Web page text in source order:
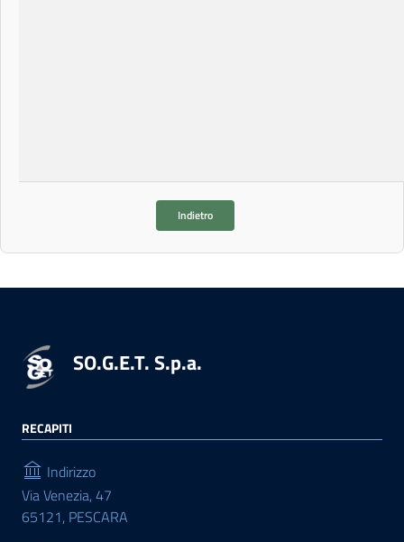
Indietro
SO.G.E.T. S.p.a.
RECAPITI
Indirizzo
Via Venezia, 47
65121, PESCARA